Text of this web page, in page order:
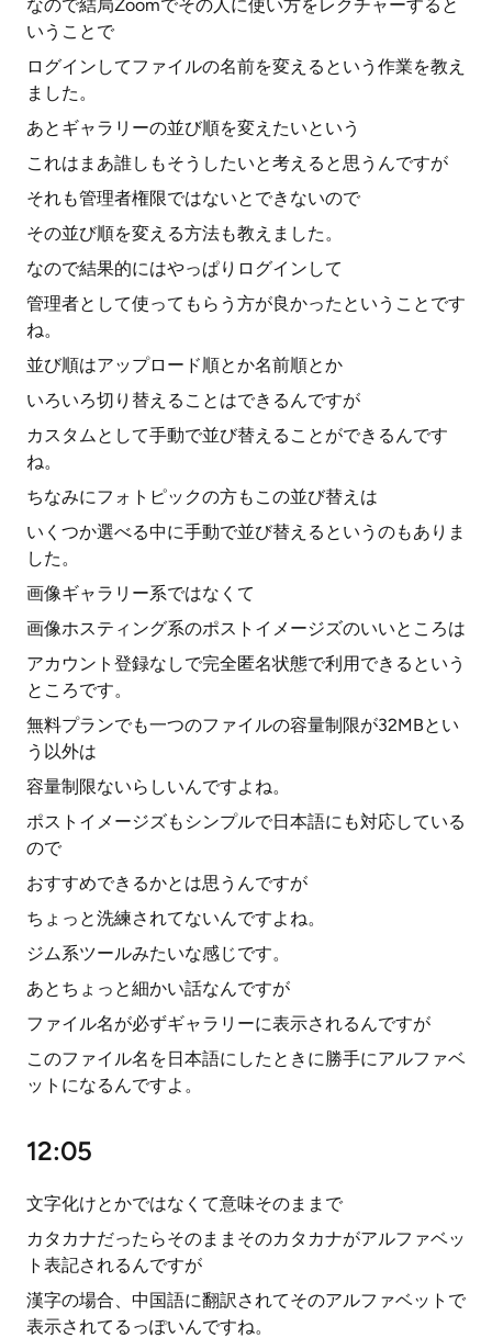
なので結局Zoomでその人に使い方をレクチャーすると
いうことで
ログインしてファイルの名前を変えるという作業を教え
ました。
あとギャラリーの並び順を変えたいという
これはまあ誰しもそうしたいと考えると思うんですが
それも管理者権限ではないとできないので
その並び順を変える方法も教えました。
なので結果的にはやっぱりログインして
管理者として使ってもらう方が良かったということです
ね。
並び順はアップロード順とか名前順とか
いろいろ切り替えることはできるんですが
カスタムとして手動で並び替えることができるんです
ね。
ちなみにフォトピックの方もこの並び替えは
いくつか選べる中に手動で並び替えるというのもありま
した。
画像ギャラリー系ではなくて
画像ホスティング系のポストイメージズのいいところは
アカウント登録なしで完全匿名状態で利用できるという
ところです。
無料プランでも一つのファイルの容量制限が32MBとい
う以外は
容量制限ないらしいんですよね。
ポストイメージズもシンプルで日本語にも対応している
ので
おすすめできるかとは思うんですが
ちょっと洗練されてないんですよね。
ジム系ツールみたいな感じです。
あとちょっと細かい話なんですが
ファイル名が必ずギャラリーに表示されるんですが
このファイル名を日本語にしたときに勝手にアルファベ
ットになるんですよ。
12:05
文字化けとかではなくて意味そのままで
カタカナだったらそのままそのカタカナがアルファベッ
ト表記されるんですが
漢字の場合、中国語に翻訳されてそのアルファベットで
表示されてるっぽいんですね。